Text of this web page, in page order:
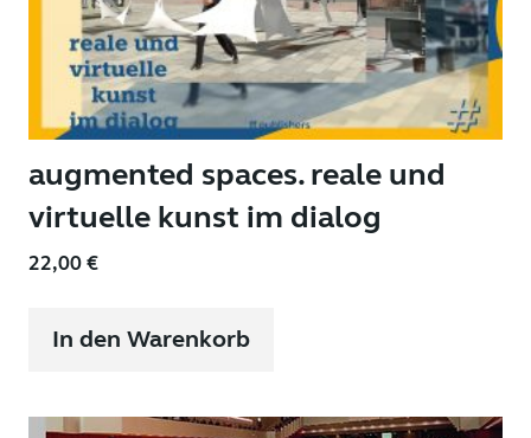
augmented spaces. reale und
virtuelle kunst im dialog
22,00€
In den Warenkorb